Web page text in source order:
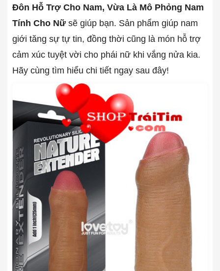
Đôn Hỗ Trợ Cho Nam, Vừa Là Mô Phỏng Nam
Tính Cho Nữ sẽ giúp bạn. Sản phẩm giúp nam
giới tăng sự tự tin, đồng thời cũng là món hỗ trợ
cảm xúc tuyệt vời cho phái nữ khi vắng nửa kia.
Hãy cùng tìm hiểu chi tiết ngay sau đây!